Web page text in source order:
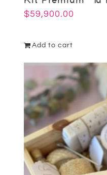
$59,900.00
Add to cart